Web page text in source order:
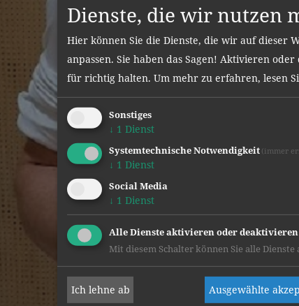
Michael König
Dienste, die wir nutzen
Hier können Sie die Dienste, die wir auf dieser
anpassen. Sie haben das Sagen! Aktivieren
für richtig halten. Um mehr zu erfahren, lesen
Sonstiges
↓ 1 Dienst
Systemtechnische Notwendigkeit (immer
↓ 1 Dienst
Social Media
↓ 1 Dienst
Alle Dienste aktivieren oder deaktivieren
Mit diesem Schalter können Sie alle
Ich lehne ab Ausgewählte